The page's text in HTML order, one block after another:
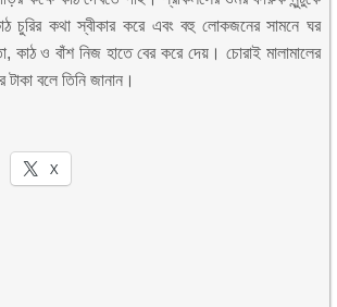
চুরির কথা স্বীকার করে এবং বহু লোকজনের সামনে ঘর
কাঠ ও বাঁশ নিজ হাতে বের করে দেয়। চোরাই মালামালের
বলে তিনি জানান।
X